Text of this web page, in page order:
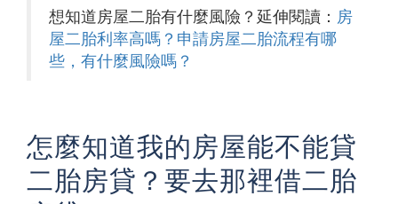
想知道房屋二胎有什麼風險？延伸閱讀： 房
屋二胎利率高嗎？申請房屋二胎流程有哪
些，有什麼風險嗎？
怎麼知道我的房屋能不能貸
二胎房貸？要去那裡借二胎